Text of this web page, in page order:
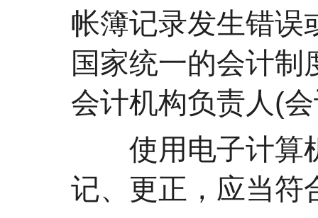
帐簿记录发生错误
国家统一的会计
会计机构负责人(
使用电子计算机
记、更正，应当符